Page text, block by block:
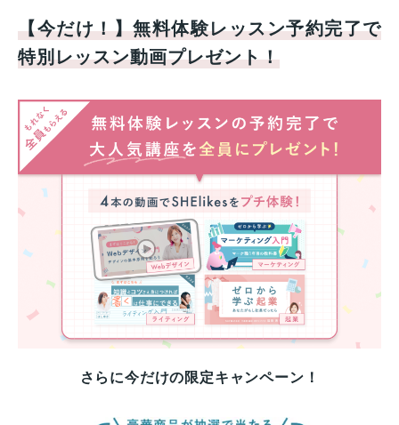
【今だけ！】無料体験レッスン予約完了で
特別レッスン動画プレゼント！
さらに今だけの限定キャンペーン！